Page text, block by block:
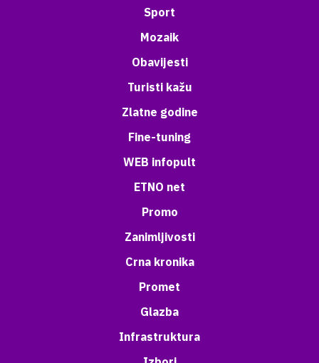
Sport
Mozaik
Obavijesti
Turisti kažu
Zlatne godine
Fine-tuning
WEB infopult
ETNO net
Promo
Zanimljivosti
Crna kronika
Promet
Glazba
Infrastruktura